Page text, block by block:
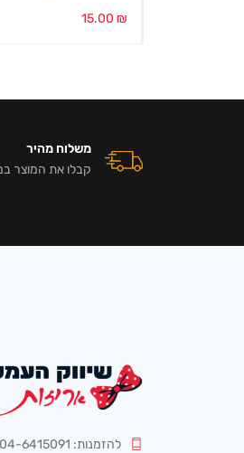
15.00 ₪
משלוח מהיר
קבלו את המוצר
להזמנות: 04-6415091